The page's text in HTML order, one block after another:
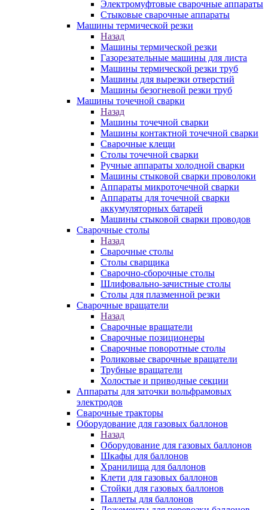
Электромуфтовые сварочные аппараты
Стыковые сварочные аппараты
Машины термической резки
Назад
Машины термической резки
Газорезательные машины для листа
Машины термической резки труб
Машины для вырезки отверстий
Машины безогневой резки труб
Машины точечной сварки
Назад
Машины точечной сварки
Машины контактной точечной сварки
Сварочные клещи
Столы точечной сварки
Ручные аппараты холодной сварки
Машины стыковой сварки проволоки
Аппараты микроточечной сварки
Аппараты для точечной сварки
аккумуляторных батарей
Машины стыковой сварки проводов
Сварочные столы
Назад
Сварочные столы
Столы сварщика
Сварочно-сборочные столы
Шлифовально-зачистные столы
Столы для плазменной резки
Сварочные вращатели
Назад
Сварочные вращатели
Сварочные позиционеры
Сварочные поворотные столы
Роликовые сварочные вращатели
Трубные вращатели
Холостые и приводные секции
Аппараты для заточки вольфрамовых
электродов
Сварочные тракторы
Оборудование для газовых баллонов
Назад
Оборудование для газовых баллонов
Шкафы для баллонов
Хранилища для баллонов
Клети для газовых баллонов
Стойки для газовых баллонов
Паллеты для баллонов